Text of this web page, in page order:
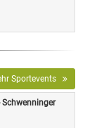
Sportevents
Schwenninger